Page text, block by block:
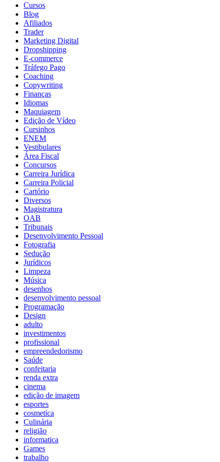
Cursos
Blog
Afiliados
Trader
Marketing Digital
Dropshipping
E-commerce
Tráfego Pago
Coaching
Copywriting
Finanças
Idiomas
Maquiagem
Edição de Vídeo
Cursinhos
ENEM
Vestibulares
Área Fiscal
Concursos
Carreira Jurídica
Carreira Policial
Cartório
Diversos
Magistratura
OAB
Tribunais
Desenvolvimento Pessoal
Fotografia
Sedução
Jurídicos
Limpeza
Música
desenhos
desenvolvimento pessoal
Programação
Design
adulto
investimentos
profissional
empreendedorismo
Saúde
confeitaria
renda extra
cinema
edição de imagem
esportes
cosmetica
Culinária
religião
informatica
Games
trabalho